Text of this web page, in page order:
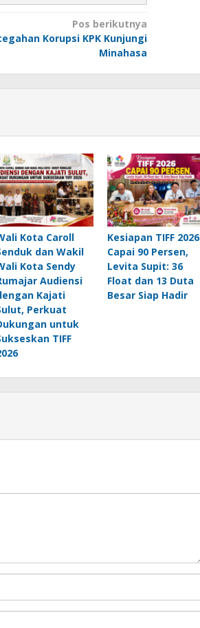
Pos berikutnya
Korupsi KPK Kunjungi
Minahasa
Kota Caroll
dan Wakil
Kota Sendy
Audiensi
Kajati
Perkuat
untuk
TIFF
Kesiapan TIFF 2026
Capai 90 Persen,
Levita Supit: 36
Float dan 13 Duta
Besar Siap Hadir